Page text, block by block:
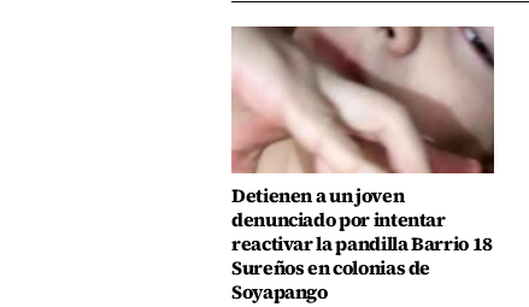
Detienen a un joven
denunciado por intentar
reactivar la pandilla Barrio 18
Sureños en colonias de
Soyapango